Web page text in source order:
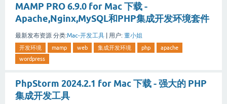
MAMP PRO 6.9.0 for Mac 下载 -
Apache,Nginx,MySQL和PHP集成开发环境套件
最新发布资源 分类:Mac-开发工具 | 用户: 董小姐
开发环境 mamp web 集成开发环境 php
apache
wordpress
PhpStorm 2024.2.1 for Mac 下载 - 强大的 PHP
集成开发工具